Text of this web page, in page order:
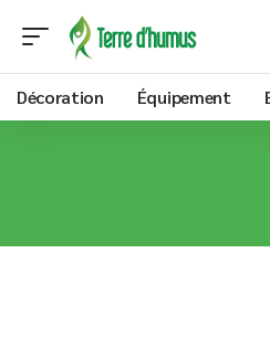
Décoration Équipement